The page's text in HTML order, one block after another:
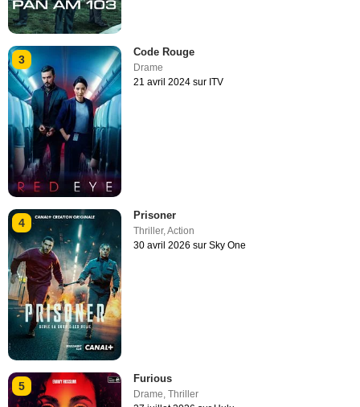
3
Code Rouge
Drame
21 avril 2024 sur ITV
4
Prisoner
Thriller,Action
30 avril 2026 sur Sky One
5
Furious
Drame,Thriller